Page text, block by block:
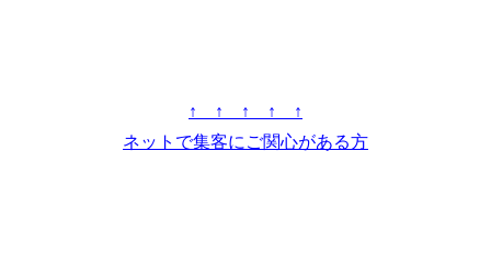
↑ ↑ ↑ ↑ ↑
ネットで集客にご関心がある方